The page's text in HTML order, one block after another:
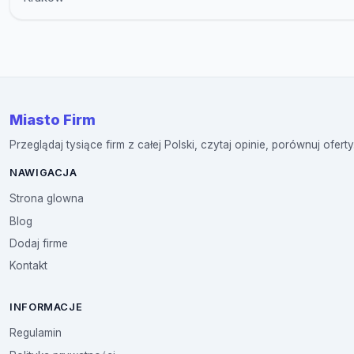
Miasto Firm
Przeglądaj tysiące firm z całej Polski, czytaj opinie, porównuj
NAWIGACJA
Strona glowna
Blog
Dodaj firme
Kontakt
INFORMACJE
Regulamin